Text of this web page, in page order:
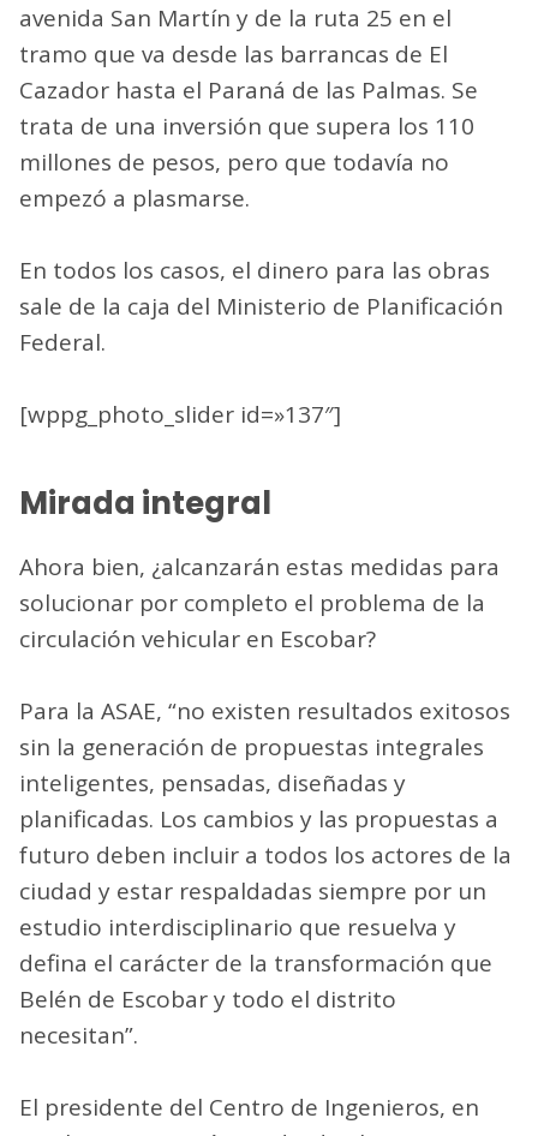
avenida San Martín y de la ruta 25 en el
tramo que va desde las barrancas de El
Cazador hasta el Paraná de las Palmas. Se
trata de una inversión que supera los 110
millones de pesos, pero que todavía no
empezó a plasmarse.
En todos los casos, el dinero para las obras
sale de la caja del Ministerio de Planificación
Federal.
[wppg_photo_slider id=»137″]
Mirada integral
Ahora bien, ¿alcanzarán estas medidas para
solucionar por completo el problema de la
circulación vehicular en Escobar?
Para la ASAE, “no existen resultados exitosos
sin la generación de propuestas integrales
inteligentes, pensadas, diseñadas y
planificadas. Los cambios y las propuestas a
futuro deben incluir a todos los actores de la
ciudad y estar respaldadas siempre por un
estudio interdisciplinario que resuelva y
defina el carácter de la transformación que
Belén de Escobar y todo el distrito
necesitan”.
El presidente del Centro de Ingenieros, en